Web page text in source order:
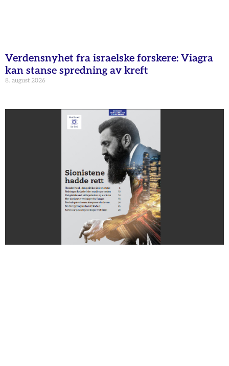
Verdensnyhet fra israelske forskere: Viagra
kan stanse spredning av kreft
8. august 2026